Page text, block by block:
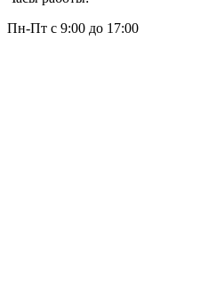
Пн-Пт с 9:00 до 17:00